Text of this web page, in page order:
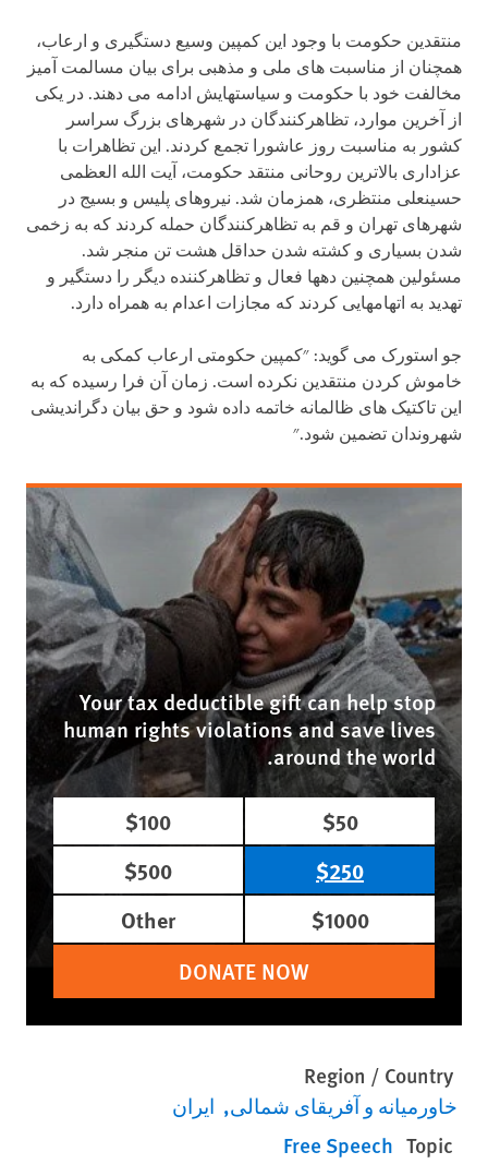
منتقدین حکومت با وجود این کمپین وسیع دستگیری و ارعاب،
همچنان از مناسبت های ملی و مذهبی برای بیان مسالمت آمیز
مخالفت خود با حکومت و سیاستهایش ادامه می دهند. در یکی
از آخرین موارد، تظاهرکنندگان در شهرهای بزرگ سراسر
کشور به مناسبت روز عاشورا تجمع کردند. این تظاهرات با
عزاداری بالاترین روحانی منتقد حکومت، آیت الله العظمی
حسینعلی منتظری، همزمان شد. نیروهای پلیس و بسیج در
شهرهای تهران و قم به تظاهرکنندگان حمله کردند که به زخمی
شدن بسیاری و کشته شدن حداقل هشت تن منجر شد.
مسئولین همچنین دهها فعال و تظاهرکننده دیگر را دستگیر و
تهدید به اتهامهایی کردند که مجازات اعدام به همراه دارد.
جو استورک می گوید: "کمپین حکومتی ارعاب کمکی به
خاموش کردن منتقدین نکرده است. زمان آن فرا رسیده که به
این تاکتیک های ظالمانه خاتمه داده شود و حق بیان دگراندیشی
شهروندان تضمین شود."
Your tax deductible gift can help stop
human rights violations and save lives
around the world.
$50
$100
$250
$500
$1000
Other
DONATE NOW
Region / Country
خاورمیانه و آفریقای شمالی ایران
Topic
Free Speech